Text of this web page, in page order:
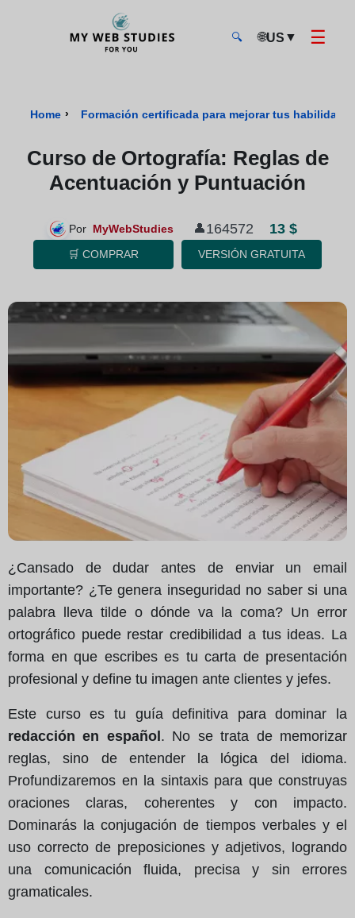
🔍 🌐US ▼ ☰
Home › Formación certificada para mejorar tus
Curso de Ortografía: Reglas de
Acentuación y Puntuación
Por MyWebStudies 👤164572 13 $
🛒 COMPRAR VERSIÓN GRATUITA
¿Cansado de dudar antes de enviar un email
importante? ¿Te genera inseguridad no saber si una
palabra lleva tilde o dónde va la coma? Un error
ortográfico puede restar credibilidad a tus ideas. La
forma en que escribes es tu carta de presentación
profesional y define tu imagen ante clientes y jefes.
Este curso es tu guía definitiva para dominar la
redacción en español . No se trata de memorizar
reglas, sino de entender la lógica del idioma.
Profundizaremos en la sintaxis para que construyas
oraciones claras, coherentes y con impacto.
Dominarás la conjugación de tiempos verbales y el
uso correcto de preposiciones y adjetivos, logrando
una comunicación fluida, precisa y sin errores
gramaticales.